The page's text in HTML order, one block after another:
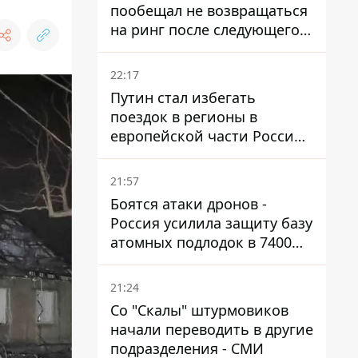
пообещал не возвращаться
на ринг после следующего
боя
22:17
Путин стал избегать
поездок в регионы в
европейской части России,
куда регулярно долетают
дроны
21:57
Боятся атаки дронов -
Россия усилила защиту базу
атомных подлодок в 7400
км от Украины
21:24
Со "Скалы" штурмовиков
начали переводить в другие
подразделения - СМИ